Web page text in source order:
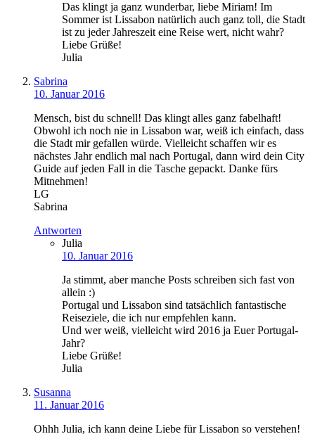
Das klingt ja ganz wunderbar, liebe Miriam! Im
Sommer ist Lissabon natürlich auch ganz toll, die Stadt
ist zu jeder Jahreszeit eine Reise wert, nicht wahr?
Liebe Grüße!
Julia
Sabrina
10. Januar 2016
Mensch, bist du schnell! Das klingt alles ganz fabelhaft!
Obwohl ich noch nie in Lissabon war, weiß ich einfach, dass
die Stadt mir gefallen würde. Vielleicht schaffen wir es
nächstes Jahr endlich mal nach Portugal, dann wird dein City
Guide auf jeden Fall in die Tasche gepackt. Danke fürs
Mitnehmen!
LG
Sabrina
Antworten
Julia
10. Januar 2016
Ja stimmt, aber manche Posts schreiben sich fast von
allein :)
Portugal und Lissabon sind tatsächlich fantastische
Reiseziele, die ich nur empfehlen kann.
Und wer weiß, vielleicht wird 2016 ja Euer Portugal-
Jahr?
Liebe Grüße!
Julia
Susanna
11. Januar 2016
Ohhh Julia, ich kann deine Liebe für Lissabon so verstehen!